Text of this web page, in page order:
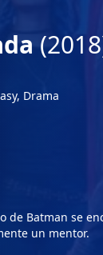
Drama
de Batman se
un mentor.